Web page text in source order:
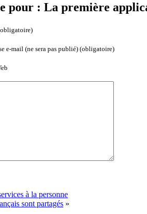
pour : La première
e-mail (ne sera pas publié) (obligatoire)
à la personne
sont partagés »